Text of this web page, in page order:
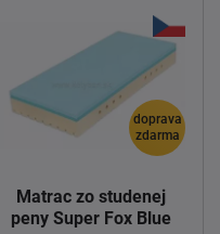
doprava
zdarma
Matrac zo studenej
peny Super Fox Blue